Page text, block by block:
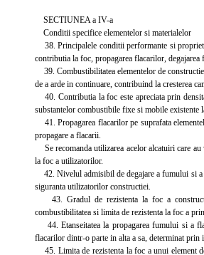
SECTIUNEA a IV-a
Conditii specifice elementelor si materialelor
38. Principalele conditii performante si
contributia la foc, propagarea flacarilor,
39. Combustibilitatea elementelor de
de a arde in continuare, contribuind la cresterea
40. Contributia la foc este apreciata prin
substantelor combustibile fixe si mobile existente
41. Propagarea flacarilor pe suprafata
propagare a flacarii.
Se recomanda utilizarea acelor alcatuiri care au
la foc a utilizatorilor.
42. Nivelul admisibil de degajare a fumului si a
siguranta utilizatorilor constructiei.
43. Gradul de rezistenta la foc a
combustibilitatea si limita de rezistenta la foc a
44. Etanseitatea la propagarea fumului si a
flacarilor dintr-o parte in alta a sa, determinat prin
45. Limita de rezistenta la foc a unui element